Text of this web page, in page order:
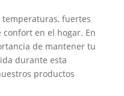
fuertes
en el hogar. En
de mantener tu
durante esta
productos